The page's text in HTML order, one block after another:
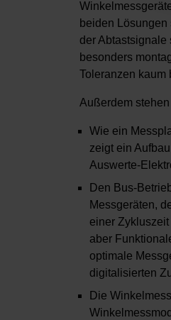
beiden
der
besonders
Toleranzen kaum
Außerdem
Wie ein
zeigt ein
Auswerte-
Den Bus-
Messgeräten,
einer
aber
optimale
digitalisierten
Die